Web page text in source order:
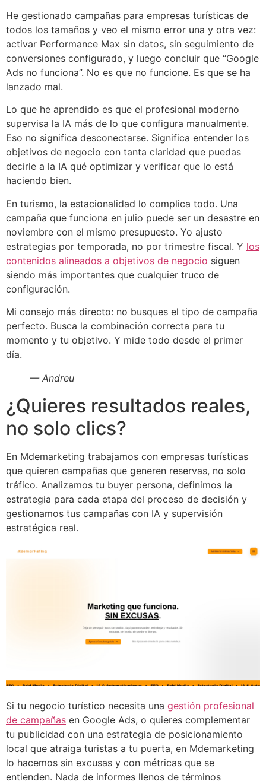
He gestionado campañas para empresas turísticas de
todos los tamaños y veo el mismo error una y otra vez:
activar Performance Max sin datos, sin seguimiento de
conversiones configurado, y luego concluir que “Google
Ads no funciona”. No es que no funcione. Es que se ha
lanzado mal.
Lo que he aprendido es que el profesional moderno
supervisa la IA más de lo que configura manualmente.
Eso no significa desconectarse. Significa entender los
objetivos de negocio con tanta claridad que puedas
decirle a la IA qué optimizar y verificar que lo está
haciendo bien.
En turismo, la estacionalidad lo complica todo. Una
campaña que funciona en julio puede ser un desastre en
noviembre con el mismo presupuesto. Yo ajusto
estrategias por temporada, no por trimestre fiscal. Y los
contenidos alineados a objetivos de negocio siguen
siendo más importantes que cualquier truco de
configuración.
Mi consejo más directo: no busques el tipo de campaña
perfecto. Busca la combinación correcta para tu
momento y tu objetivo. Y mide todo desde el primer
día.
— Andreu
¿Quieres resultados reales,
no solo clics?
En Mdemarketing trabajamos con empresas turísticas
que quieren campañas que generen reservas, no solo
tráfico. Analizamos tu buyer persona, definimos la
estrategia para cada etapa del proceso de decisión y
gestionamos tus campañas con IA y supervisión
estratégica real.
Si tu negocio turístico necesita una gestión profesional
de campañas en Google Ads, o quieres complementar
tu publicidad con una estrategia de posicionamiento
local que atraiga turistas a tu puerta, en Mdemarketing
lo hacemos sin excusas y con métricas que se
entienden. Nada de informes llenos de términos